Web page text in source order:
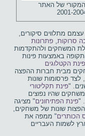
של האתר
2001-
מתלווים סיקורים,
סרוקות,פתרונות
המשחקים ולהתקדמות
באמצעות פינות
פינת הקטלוגים
מבית חברות ההפצה
פרסומות שונות
"פינת תקליטורי
שהיו נפוצים
"פינת הפתיחונים" מציגה
שונות של משחקים,
הכותרים" ממפה את
לשמות העבריים